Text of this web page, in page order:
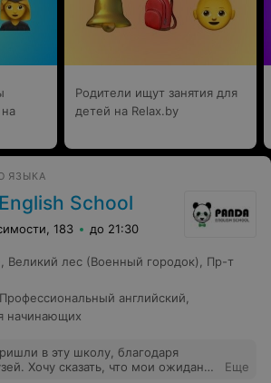
практике говорения и понимания носителя языка.
Родители ищут занятия для
детей на Relax.by
ЯЗЫКА
School
183 до 21:30
, Великий лес (Военный городок), Пр-т
Профессиональный английский,
начинающих
в эту школу, благодаря
Хочу сказать, что мои ожидания
Еще